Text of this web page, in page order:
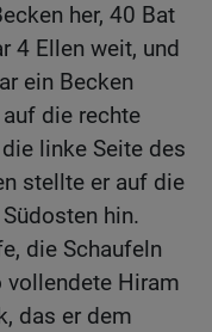
her, 40 Bat
4 Ellen weit, und
ein Becken
die rechte
linke Seite des
stellte er auf die
hin.
die Schaufeln
vollendete Hiram
das er dem